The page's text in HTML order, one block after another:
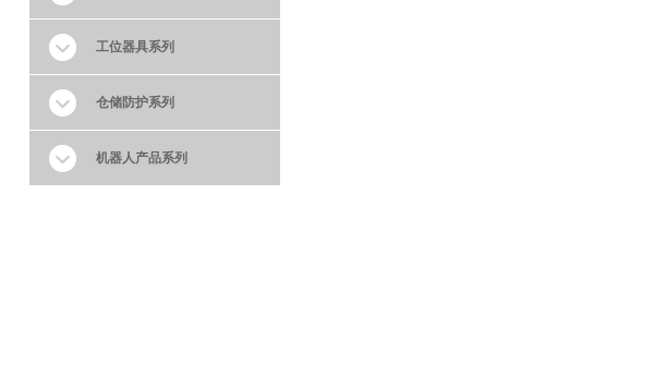
工位器具系列
仓储防护系列
机器人产品系列